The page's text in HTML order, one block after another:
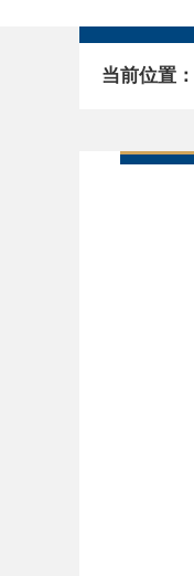
当前位置：